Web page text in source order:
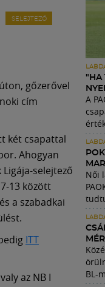
SELEJTEZŐ
gőzerővel
cím
két csapattal
Ahogyan
selejtező
13 között
a szabadkai
ITT
az NB I
"HA
A
Női
BL-